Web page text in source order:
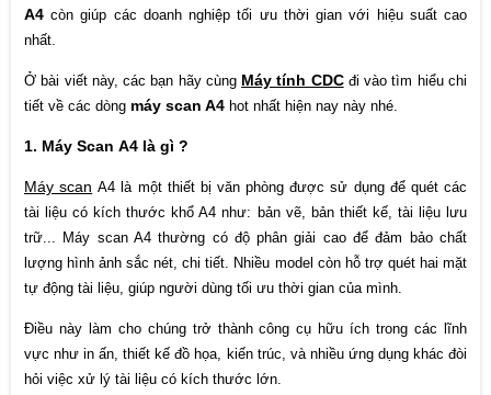
A4 còn giúp các doanh nghiệp tối ưu thời gian với hiệu suất cao
nhất.
Ở bài viết này, các bạn hãy cùng Máy tính CDCđi vào tìm hiểu chi
tiết về các dòng máy scan A4 hot nhất hiện nay này nhé.
1. Máy Scan A4 là gì ?
Máy scan A4 là một thiết bị văn phòng được sử dụng để quét các
tài liệu có kích thước khổ A4 như: bản vẽ, bản thiết kế, tài liệu lưu
trữ... Máy scan A4 thường có độ phân giải cao để đảm bảo chất
lượng hình ảnh sắc nét, chi tiết. Nhiều model còn hỗ trợ quét hai mặt
tự động tài liệu, giúp người dùng tối ưu thời gian của mình.
Điều này làm cho chúng trở thành công cụ hữu ích trong các lĩnh
vực như in ấn, thiết kế đồ họa, kiến trúc, và nhiều ứng dụng khác đòi
hỏi việc xử lý tài liệu có kích thước lớn.